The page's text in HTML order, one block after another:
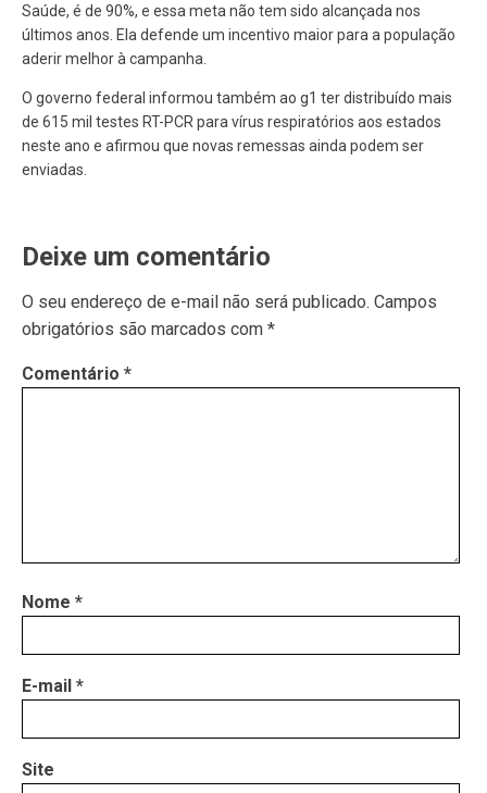
Saúde, é de 90%, e essa meta não tem sido alcançada nos
últimos anos. Ela defende um incentivo maior para a população
aderir melhor à campanha.
O governo federal informou também ao g1 ter distribuído mais
de 615 mil testes RT-PCR para vírus respiratórios aos estados
neste ano e afirmou que novas remessas ainda podem ser
enviadas.
Deixe um comentário
O seu endereço de e-mail não será publicado. Campos
obrigatórios são marcados com *
Comentário *
Nome *
E-mail *
Site